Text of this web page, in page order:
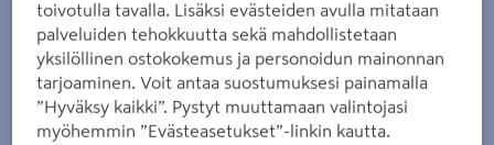
toivotulla tavalla. Lisäksi evästeiden avulla mitataan
palveluiden tehokkuutta sekä mahdollistetaan
yksilöllinen ostokokemus ja personoidun mainonnan
tarjoaminen. Voit antaa suostumuksesi painamalla
”Hyväksy kaikki”. Pystyt muuttamaan valintojasi
myöhemmin ”Evästeasetukset”-linkin kautta.